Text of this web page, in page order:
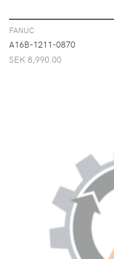
FANUC
A16B-1211-0870
SEK 8,990.00